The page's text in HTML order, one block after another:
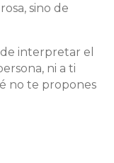
sino de
interpretar el
ni a ti
no te propones